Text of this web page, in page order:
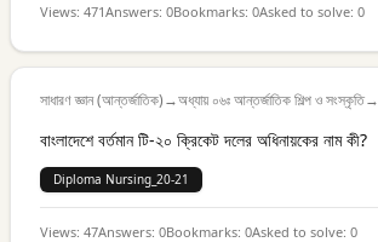
Views: 471Answers: 0Bookmarks: 0Asked to solve: 0
সাধারণ জ্ঞান (আন্তর্জাতিক)→অধ্যায় ০৬ঃ আন্তর্জাতিক শিল্প ও সংস্কৃতি→
বাংলাদেশে বর্তমান টি-২০ ক্রিকেট দলের অধিনায়কের নাম কী?
Diploma Nursing_20-21
Views: 47Answers: 0Bookmarks: 0Asked to solve: 0